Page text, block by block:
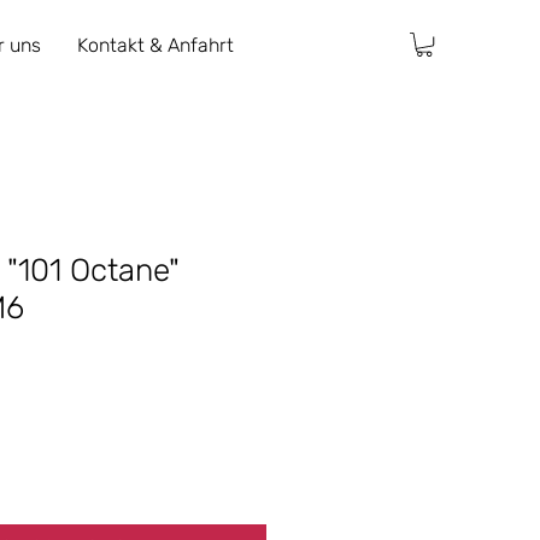
uns Kontakt & Anfahrt
Octane"